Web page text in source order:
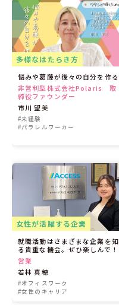
多様なはたらき方
悩みや葛藤が後々の自分を作る
非営利型株式会社Polaris 取
締役ファウンダー
市川 望美
#未経験
#パラレルワーカー
女性が活躍する企業
就職活動はさまざまな企業を知
る貴重な機会。ぜひ楽しんで！
営業
若林 真穂
#オフィスワーク
#女性のキャリア